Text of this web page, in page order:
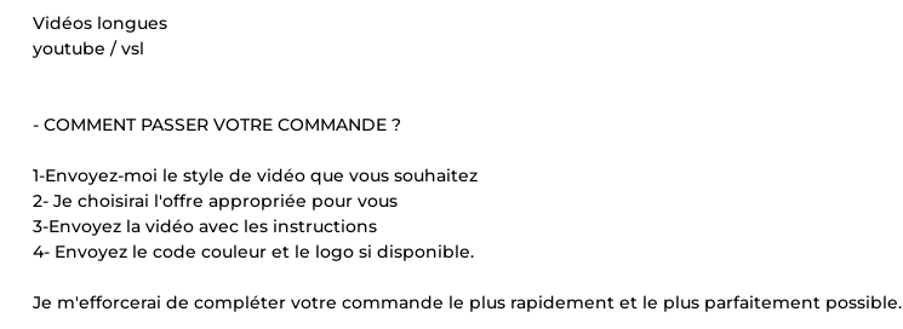
Vidéos longues
youtube / vsl
- COMMENT PASSER VOTRE COMMANDE ?
1-Envoyez-moi le style de vidéo que vous souhaitez
2- Je choisirai l'offre appropriée pour vous
3-Envoyez la vidéo avec les instructions
4- Envoyez le code couleur et le logo si disponible.
Je m'efforcerai de compléter votre commande le plus rapidement et le plus parfaitement possible.